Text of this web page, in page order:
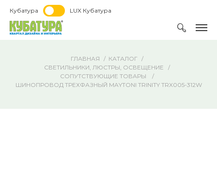
Кубатура LUX Кубатура
ГЛАВНАЯ
КАТАЛОГ
СВЕТИЛЬНИКИ, ЛЮСТРЫ, ОСВЕЩЕНИЕ
СОПУТСТВУЮЩИЕ ТОВАРЫ
ШИНОПРОВОД ТРЕХФАЗНЫЙ MAYTONI TRINITY TRX005-312W